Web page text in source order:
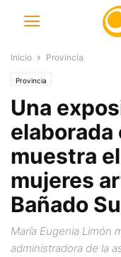
Inicio Provincia
Provincia
Una
elaborada
muestra
mujeres
Bañado
María Eugenia Limón
administradora de la